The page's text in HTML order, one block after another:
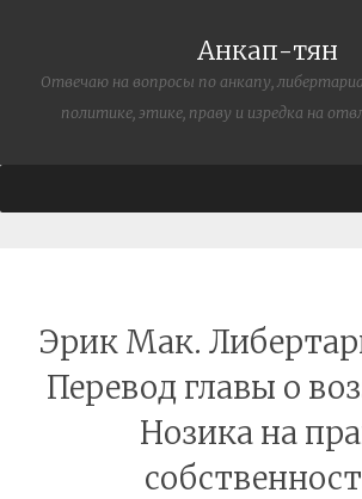
Анкап-тян
Отвечаю на вопросы по анкапу,
политике, этике, праву и изредка на
Эрик Мак.
Перевод главы о
Нозика на